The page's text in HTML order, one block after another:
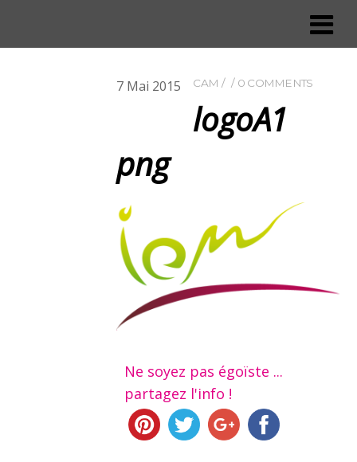
7 Mai 2015 CAM 0 COMMENTS
logoA1
png
Ne soyez pas égoïste ...
partagez l'info !